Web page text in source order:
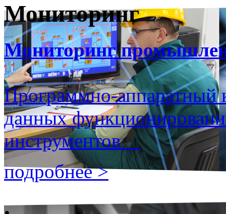
Мониторинг
Мониторинг
Программно-аппаратный
данных
инструментов
подробнее >
.